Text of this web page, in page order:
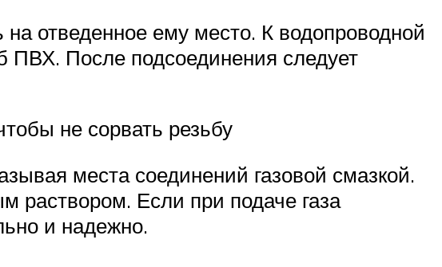
отведенное ему место. К водопроводной
ПВХ. После подсоединения следует
не сорвать резьбу
места соединений газовой смазкой.
раствором. Если при подаче газа
и надежно.